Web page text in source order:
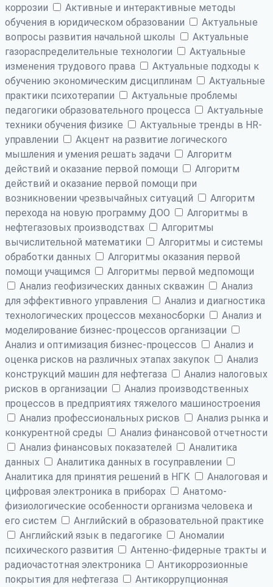
коррозии
Активные и интерактивные методы
обучения в юридическом образовании
Актуальные
вопросы развития начальной школы
Актуальные
газораспределительные технологии
Актуальные
изменения трудового права
Актуальные подходы к
обучению экономическим дисциплинам
Актуальные
практики психотерапии
Актуальные проблемы
педагогики образовательного процесса
Актуальные
техники обучения физике
Актуальные тренды в HR-
управлении
Акцент на развитие логического
мышления и умения решать задачи
Алгоритм
действий и оказание первой помощи
Алгоритм
действий и оказание первой помощи при
возникновении чрезвычайных ситуаций
Алгоритм
перехода на новую программу ДОО
Алгоритмы в
нефтегазовых производствах
Алгоритмы
вычислительной математики
Алгоритмы и системы
обработки данных
Алгоритмы оказания первой
помощи учащимся
Алгоритмы первой медпомощи
Анализ геофизических данных скважин
Анализ
для эффективного управления
Анализ и диагностика
технологических процессов механосборки
Анализ и
моделирование бизнес-процессов организации
Анализ и оптимизация бизнес-процессов
Анализ и
оценка рисков на различных этапах закупок
Анализ
конструкций машин для нефтегаза
Анализ налоговых
рисков в организации
Анализ производственных
процессов в предприятиях тяжелого машиностроения
Анализ профессиональных рисков
Анализ рынка и
конкурентной среды
Анализ финансовой отчетности
Анализ финансовых показателей
Аналитика
данных
Аналитика данных в госуправлении
Аналитика для принятия решений в НГК
Аналоговая и
цифровая электроника в приборах
Анатомо-
физиологические особенности организма человека и
его систем
Английский в образовательной практике
Английский язык в педагогике
Аномалии
психического развития
Антенно-фидерные тракты и
радиочастотная электроника
Антикоррозионные
покрытия для нефтегаза
Антикоррупционная